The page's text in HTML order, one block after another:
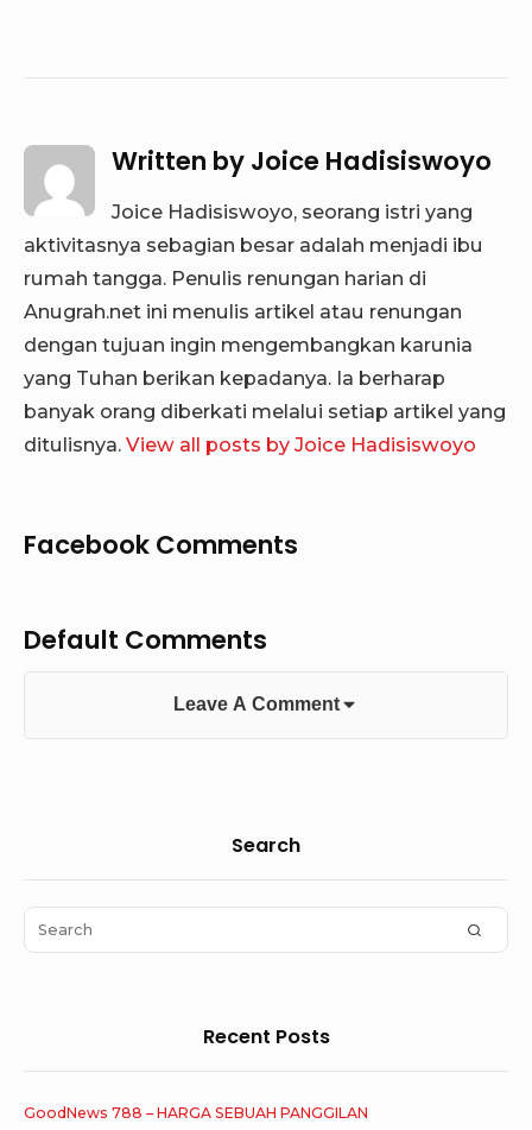
Written by Joice Hadisiswoyo
Joice Hadisiswoyo, seorang istri yang
aktivitasnya sebagian besar adalah menjadi ibu
rumah tangga. Penulis renungan harian di
Anugrah.net ini menulis artikel atau renungan
dengan tujuan ingin mengembangkan karunia
yang Tuhan berikan kepadanya. Ia berharap
banyak orang diberkati melalui setiap artikel yang
ditulisnya. View all posts by Joice Hadisiswoyo
Facebook Comments
Default Comments
Leave A Comment
Area
Search
Search
for:
Recent Posts
GoodNews 788 – HARGA SEBUAH PANGGILAN